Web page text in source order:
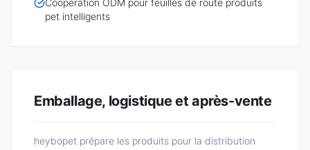
Coopération ODM pour feuilles de route produits
pet intelligents
Emballage, logistique et après-vente
heybopet prépare les produits pour la distribution